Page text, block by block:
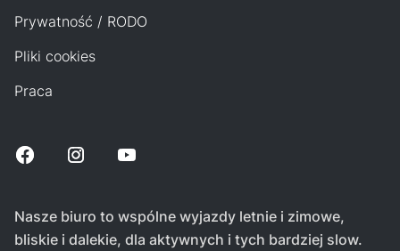
Prywatność / RODO
Pliki cookies
Praca
Nasze biuro to wspólne wyjazdy letnie i zimowe,
bliskie i dalekie, dla aktywnych i tych bardziej slow.